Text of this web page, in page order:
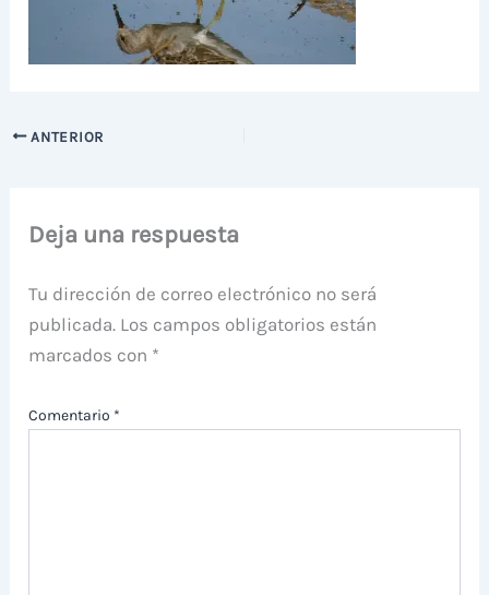
ANTERIOR
Deja una respuesta
Tu dirección de correo electrónico no será
publicada. Los campos obligatorios están
marcados con *
Comentario *